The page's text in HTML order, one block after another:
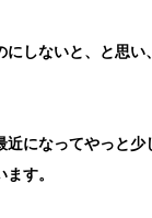
しないと、と思
になってやっと
す。